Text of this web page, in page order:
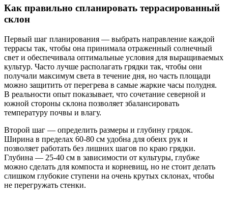
Как правильно спланировать террасированный
склон
Первый шаг планирования — выбрать направление каждой
террасы так, чтобы она принимала отраженный солнечный
свет и обеспечивала оптимальные условия для выращиваемых
культур. Часто лучше располагать грядки так, чтобы они
получали максимум света в течение дня, но часть площади
можно защитить от перегрева в самые жаркие часы полудня.
В реальности опыт показывает, что сочетание северной и
южной стороны склона позволяет збалансировать
температуру почвы и влагу.
Второй шаг — определить размеры и глубину грядок.
Ширина в пределах 60-80 см удобна для обеих рук и
позволяет работать без лишних шагов по краю грядки.
Глубина — 25-40 см в зависимости от культуры, глубже
можно сделать для компоста и корневищ, но не стоит делать
слишком глубокие ступени на очень крутых склонах, чтобы
не перегружать стенки.